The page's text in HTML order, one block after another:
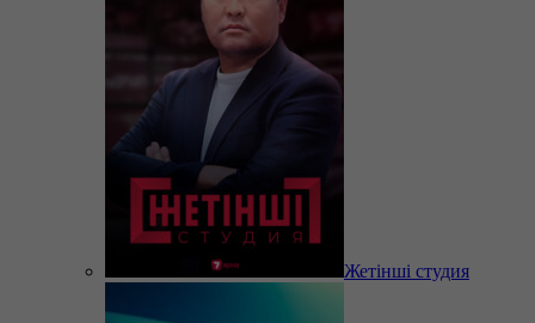
Жетінші студия